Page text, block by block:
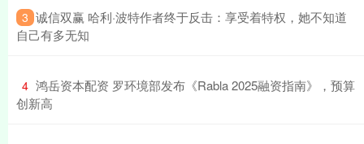
3 ​诚信双赢 哈利·波特作者终于反击：享受着特权，她不知道
自己有多无知
4 ​鸿岳资本配资 罗环境部发布《Rabla 2025融资指南》，预算
创新高